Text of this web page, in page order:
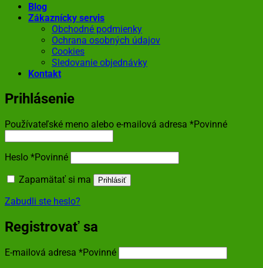
Blog
Zákaznícky servis
Obchodné podmienky
Ochrana osobných údajov
Cookies
Sledovanie objednávky
Kontakt
Prihlásenie
Používateľské meno alebo e-mailová adresa *Povinné
Heslo *Povinné
Zapamätať si ma
Prihlásiť
Zabudli ste heslo?
Registrovať sa
E-mailová adresa *Povinné